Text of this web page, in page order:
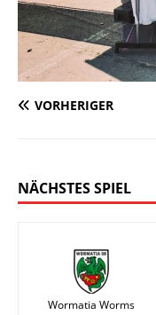
VORHERIGER
NÄCHSTES SPIEL
Wormatia Worms